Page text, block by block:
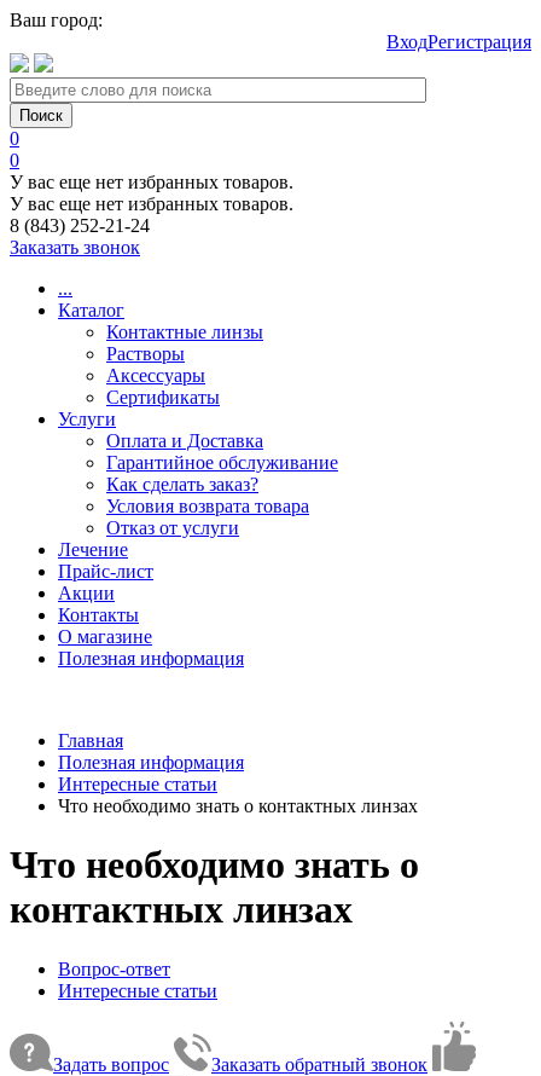
Ваш город:
ВходРегистрация
0
0
У вас еще нет избранных товаров.
У вас еще нет избранных товаров.
8 (843) 252-21-24
Заказать звонок
...
Каталог
Контактные линзы
Растворы
Аксессуары
Сертификаты
Услуги
Оплата и Доставка
Гарантийное обслуживание
Как сделать заказ?
Условия возврата товара
Отказ от услуги
Лечение
Прайс-лист
Акции
Контакты
О магазине
Полезная информация
Главная
Полезная информация
Интересные статьи
Что необходимо знать о контактных линзах
Что необходимо знать о
контактных линзах
Вопрос-ответ
Интересные статьи
Задать вопрос Заказать обратный звонок